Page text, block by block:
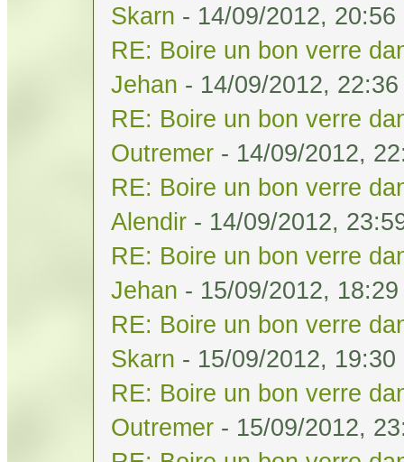
Skarn - 14/09/2012, 20:56
RE: Boire un bon verre
Jehan - 14/09/2012, 22:36
RE: Boire un bon verre
Outremer - 14/09/2012,
RE: Boire un bon verre
Alendir - 14/09/2012,
RE: Boire un bon verre
Jehan - 15/09/2012, 18:29
RE: Boire un bon verre
Skarn - 15/09/2012, 19:30
RE: Boire un bon verre
Outremer - 15/09/2012,